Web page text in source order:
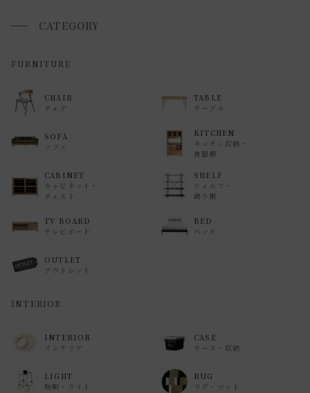
返品等の詳細は「 お買い物ガイド(返品・交換について)
ご覧ください。
CATEGORY
FURNITURE
CHAIR
チェア
TABLE
テーブル
SOFA
ソファ
KITCHEN
キッチン収納・
食器棚
CABINET
キャビネット・
チェスト
SHELF
シェルフ・
飾り棚
TV BOARD
テレビボード
BED
ベッド
OUTLET
アウトレット
INTERIOR
INTERIOR
インテリア
CASE
ケース・収納
LIGHT
照明・ライト
RUG
ラグ・マット